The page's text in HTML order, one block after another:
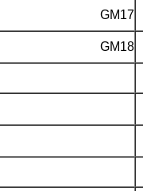
GM17
GM18